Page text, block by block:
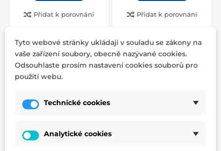
Přidat k porovnání Přidat k porovnání
Tyto webové stránky ukládají v souladu se zákony na
vaše zařízení soubory, obecně nazývané cookies.
Odsouhlaste prosím nastavení cookies souborů pro
použití webu.
Technické cookies
Analytické cookies